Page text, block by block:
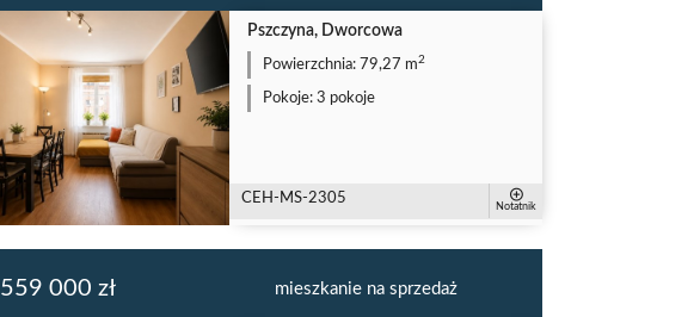
Pszczyna, Dworcowa
Powierzchnia:79,27 m2
Pokoje:3 pokoje
CEH-MS-2305 Notatnik
559 000 zł mieszkanie na sprzedaż